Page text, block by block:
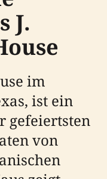
J.
im
ist ein
gefeiertsten
von